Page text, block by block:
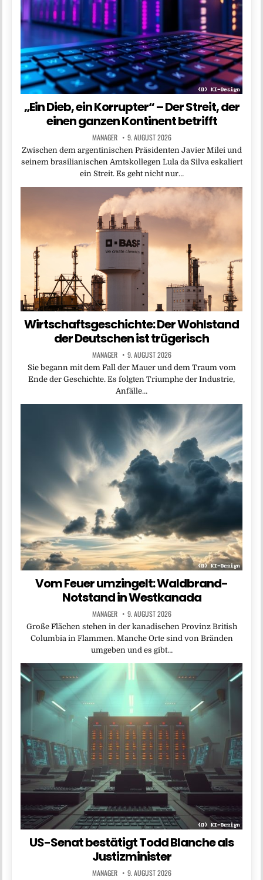
„Ein Dieb, ein Korrupter“ – Der Streit, der
einen ganzen Kontinent betrifft
MANAGER 9. AUGUST 2026
Zwischen dem argentinischen Präsidenten Javier Milei und
seinem brasilianischen Amtskollegen Lula da Silva eskaliert
ein Streit. Es geht nicht nur…
Wirtschaftsgeschichte: Der Wohlstand
der Deutschen ist trügerisch
MANAGER 9. AUGUST 2026
Sie begann mit dem Fall der Mauer und dem Traum vom
Ende der Geschichte. Es folgten Triumphe der Industrie,
Anfälle…
Vom Feuer umzingelt: Waldbrand-
Notstand in Westkanada
MANAGER 9. AUGUST 2026
Große Flächen stehen in der kanadischen Provinz British
Columbia in Flammen. Manche Orte sind von Bränden
umgeben und es gibt…
US-Senat bestätigt Todd Blanche als
Justizminister
MANAGER 9. AUGUST 2026